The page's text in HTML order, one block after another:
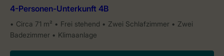
4-Personen-Unterkunft 4B
Circa 71 m² Frei stehend Zwei Schlafzimmer
Zwei
Badezimmer
Klimaanlage